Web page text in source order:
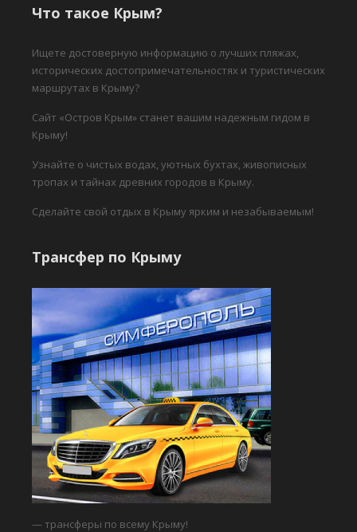
Что такое Крым?
Ищете достоверную информацию о лучших пляжах,
исторических достопримечательностях и туристических
маршрутах в Крыму?
Сайт «Остров Крым» станет вашим надежным гидом в
Крыму!
Узнайте о чистых водах, уютных бухтах, живописных
тропах и тайнах древних городов в Крыму.
Сделайте свой отдых в Крыму ярким и незабываемым!
Трансфер по Крыму
— трансферы по всему Крыму!